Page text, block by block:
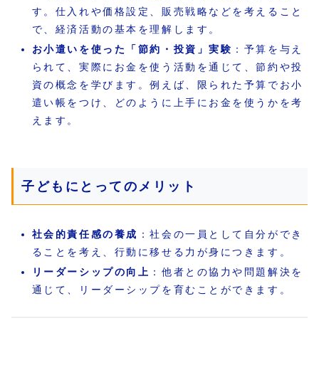
す。仕入れや価格設定、販売戦略などを考えること
で、経済活動の基本を理解します。
お小遣いを使った「節約・投資」実験 ：予算を与え
られて、実際にお金を使う活動を通じて、節約や投
資の概念を学びます。例えば、限られた予算でお小
遣い帳をつけ、どのように上手にお金を使うかを考
えます。
子どもにとってのメリット
社会的責任感の養成 ：社会の一員として自分ができ
ることを考え、行動に移せる力が身につきます。
リーダーシップの向上 ：他者との協力や問題解決を
通じて、リーダーシップを育むことができます。